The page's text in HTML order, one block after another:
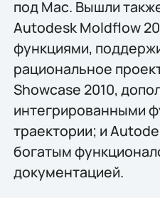
под Mac. Вышли
Autodesk Moldflow
функциями,
рациональное
Showcase 2010,
интегрированными
траектории; и
богатым
документацией.